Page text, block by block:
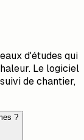
d'études qui
Le logiciel
de chantier,
?